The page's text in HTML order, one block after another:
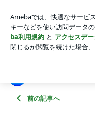
アプリをダウンロードして
ょう。
前の記事へ